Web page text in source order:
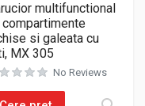
multifunctional
compartimente
si galeata cu
MX 305
No Reviews